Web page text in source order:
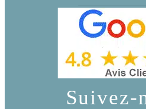
Suivez-